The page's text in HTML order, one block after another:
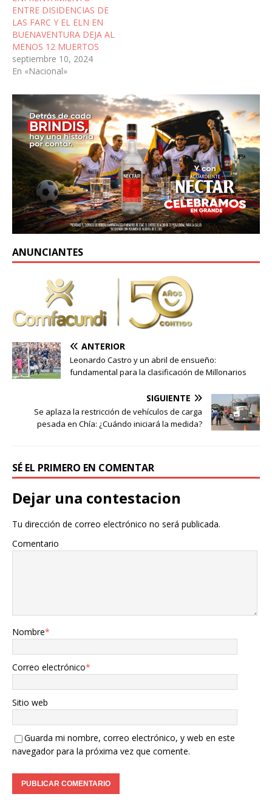
ENTRE DISIDENCIAS DE
LAS FARC Y EL ELN EN
BUENAVENTURA DEJA AL
MENOS 12 MUERTOS
septiembre 10, 2024
En «Nacional»
ANUNCIANTES
ANTERIOR
Leonardo Castro y un abril de ensueño:
fundamental para la clasificación de Millonarios
SIGUIENTE
Se aplaza la restricción de vehículos de carga
pesada en Chía: ¿Cuándo iniciará la medida?
SÉ EL PRIMERO EN COMENTAR
Dejar una contestacion
Tu dirección de correo electrónico no será publicada.
Comentario
Nombre*
Correo electrónico*
Sitio web
Guarda mi nombre, correo electrónico, y web en este
navegador para la próxima vez que comente.